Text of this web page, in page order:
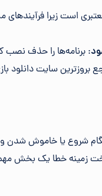
است زیرا
: برنامه‌ها را حذف
بروزترین سایت دانلود
زمینه خطا یک بخش